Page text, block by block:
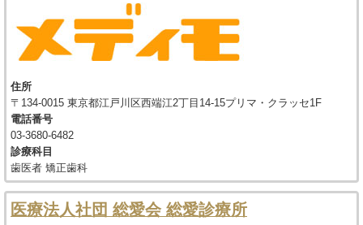
住所
〒134-0015 東京都江戸川区西端江2丁目14-15プリマ・クラッセ1F
電話番号
03-3680-6482
診療科目
歯医者 矯正歯科
医療法人社団 総愛会 総愛診療所